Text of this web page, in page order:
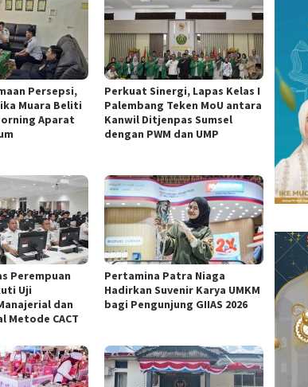
Persepsi,
Muara Beliti
Aparat
Perkuat Sinergi, Lapas Kelas I
Palembang Teken MoU antara
Kanwil Ditjenpas Sumsel
dengan PWM dan UMP
Perempuan
Uji
dan
Metode CACT
Pertamina Patra Niaga
Hadirkan Suvenir Karya UMKM
bagi Pengunjung GIIAS 2026